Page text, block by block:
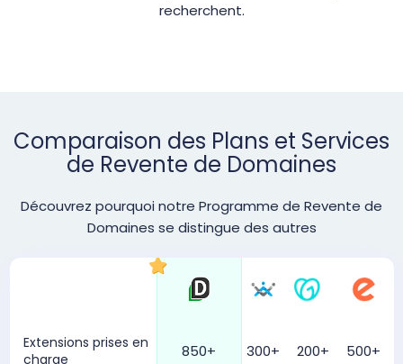
recherchent.
Comparaison des Plans et Services
de Revente de Domaines
Découvrez pourquoi notre Programme de Revente de
Domaines se distingue des autres
Extensions prises en
charge
850+ 300+ 200+ 500+